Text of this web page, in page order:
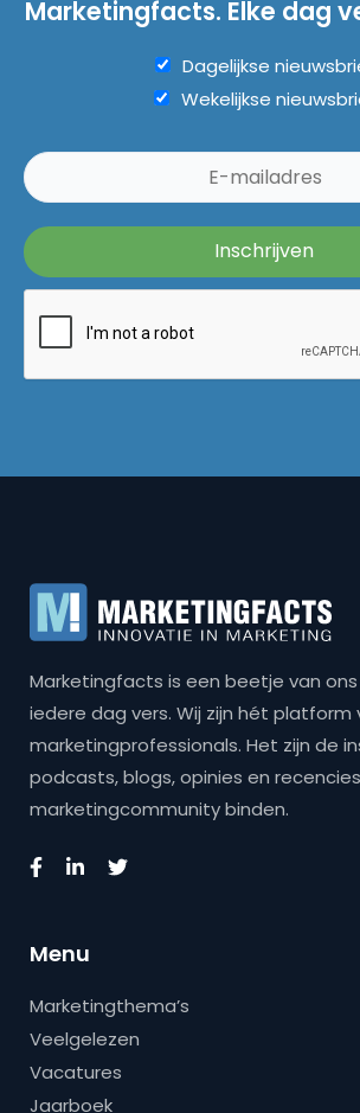
Marketingfacts. Elke dag
Dagelijkse
Wekelijkse
Marketingfacts is een beetje van
iedere dag vers. Wij zijn hét platform
marketingprofessionals. Het zijn de
podcasts, blogs, opinies en
marketingcommunity binden.
Menu
Marketingthema’s
Veelgelezen
Vacatures
Jaarboek